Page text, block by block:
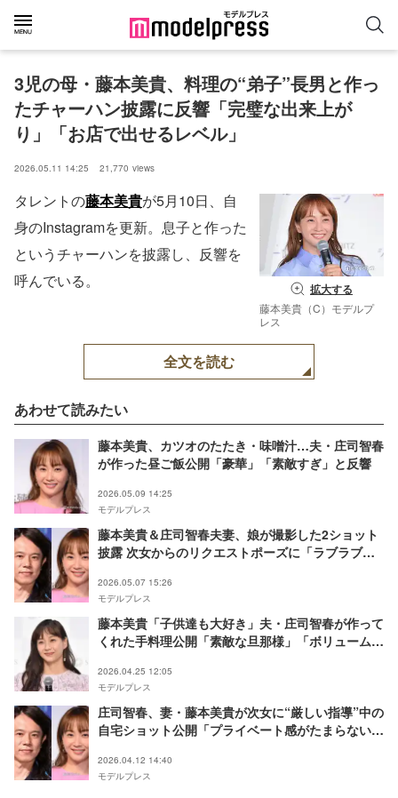
3児の母・藤本美貴、料理の“弟子”長男と作っ
たチャーハン披露に反響「完璧な出来上が
り」「お店で出せるレベル」
2026.05.11 14:25 21,770 views
拡大する
藤本美貴（C）モデルプ
レス
タレントの藤本美貴が5月10日、自
身のInstagramを更新。息子と作った
というチャーハンを披露し、反響を
呼んでいる。
全文を読む
あわせて読みたい
藤本美貴、カツオのたたき・味噌汁…夫・庄司智春
が作った昼ご飯公開「豪華」「素敵すぎ」と反響
2026.05.09 14:25
モデルプレス
藤本美貴＆庄司智春夫妻、娘が撮影した2ショット
披露 次女からのリクエストポーズに「ラブラブす
2026.05.07 15:26
モデルプレス
藤本美貴「子供達も大好き」夫・庄司智春が作って
くれた手料理公開「素敵な旦那様」「ボリュームた
2026.04.25 12:05
モデルプレス
庄司智春、妻・藤本美貴が次女に“厳しい指導”中の
自宅ショット公開「プライベート感がたまらない」
2026.04.12 14:40
モデルプレス